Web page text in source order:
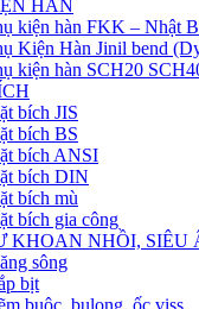
HÀN
kiện hàn FKK – Nhật
Kiện Hàn Jinil bend
kiện hàn SCH20
bích JIS
bích BS
bích ANSI
bích DIN
bích mù
bích gia công
KHOAN NHỒI, SIÊU
sông
bịt
buộc, bulong, ốc viss